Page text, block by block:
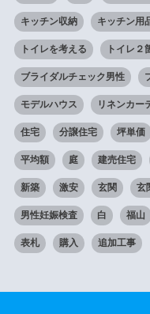
キッチン収納 キッチン用
トイレを考える トイレ２
ブライダルチェック男性
モデルハウス リネンカー
住宅 分譲住宅 坪単価
平均額 庭 建売住宅
新築 激安 玄関 玄
男性妊娠検査 白 福山
表札 購入 追加工事